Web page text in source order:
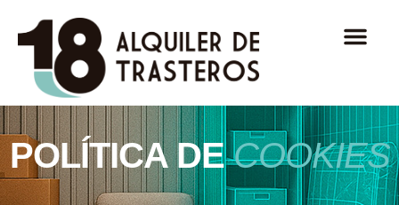
POLÍTICA DECOOKIES